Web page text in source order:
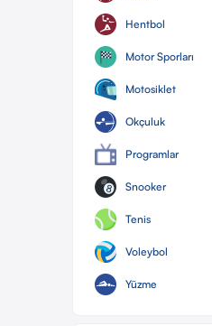
Hentbol
Motor Sporları
Motosiklet
Okçuluk
Programlar
Snooker
Tenis
Voleybol
Yüzme